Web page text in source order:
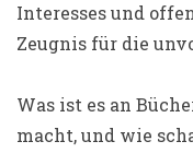
Interesses und
Zeugnis für die
Was ist es an
macht, und wie